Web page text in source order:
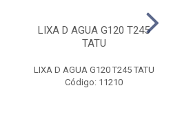
LIXA D AGUA G120 T245
TATU
LIXA D AGUA G120 T245 TATU
Código: 11210